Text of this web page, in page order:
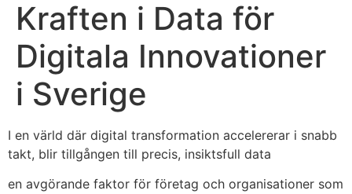
Kraften i Data för
Digitala Innovationer
i Sverige
I en värld där digital transformation accelererar i snabb
takt, blir tillgången till precis, insiktsfull data
en avgörande faktor för företag och organisationer som